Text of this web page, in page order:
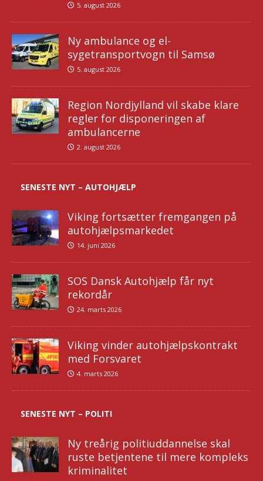
5. august 2026
Ny ambulance og el-
sygetransportvogn til Samsø
5. august 2026
Region Nordjylland vil skabe klare
regler for disponeringen af
ambulancerne
2. august 2026
SENESTE NYT – AUTOHJÆLP
Viking fortsætter fremgangen på
autohjælpsmarkedet
14. juni 2026
SOS Dansk Autohjælp får nyt
rekordår
24. marts 2026
Viking vinder autohjælpskontrakt
med Forsvaret
4. marts 2026
SENESTE NYT – POLITI
Ny treårig politiuddannelse skal
ruste betjentene til mere kompleks
kriminalitet